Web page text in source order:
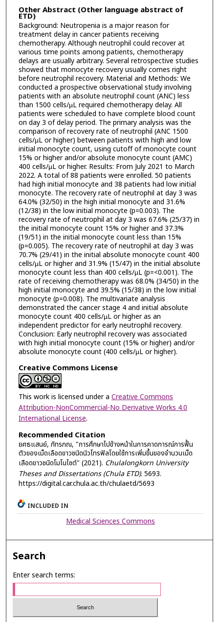
Other Abstract (Other language abstract of
ETD)
Background: Neutropenia is a major reason for
treatment delay in cancer patients receiving
chemotherapy. Although neutrophil could recover at
various time points among patients, chemotherapy
delays are usually arbitrary. Several retrospective studies
showed that monocyte recovery usually comes right
before neutrophil recovery. Material and Methods: We
conducted a prospective observational study involving
patients with an absolute neutrophil count (ANC) less
than 1500 cells/µL required chemotherapy delay. All
patients were scheduled to have complete blood count
on day 3 of delay period. The primary analysis was the
comparison of recovery rate of neutrophil (ANC 1500
cells/µL or higher) between patients with high and low
initial monocyte count, using cutoff of monocyte count
15% or higher and/or absolute monocyte count (AMC)
400 cells/µL or higher. Results: From July 2021 to March
2022. A total of 88 patients were enrolled. 50 patients
had high initial monocyte and 38 patients had low initial
monocyte. The recovery rate of neutrophil at day 3 was
64.0% (32/50) in the high initial monocyte and 31.6%
(12/38) in the low initial monocyte (p=0.003). The
recovery rate of neutrophil at day 3 was 67.6% (25/37) in
the initial monocyte count 15% or higher and 37.3%
(19/51) in the initial monocyte count less than 15%
(p=0.005). The recovery rate of neutrophil at day 3 was
70.7% (29/41) in the initial absolute monocyte count 400
cells/µL or higher and 31.9% (15/47) in the initial absolute
monocyte count less than 400 cells/µL (p=<0.001). The
rate of receiving chemotherapy was 68.0% (34/50) in the
high initial monocyte and 39.5% (15/38) in the low initial
monocyte (p=0.008). The multivariate analysis
demonstrated the cancer stage 4 and initial absolute
monocyte count 400 cells/µL or higher as an
independent predictor for early neutrophil recovery.
Conclusion: Early neutrophil recovery was associated
with high initial monocyte count (15% or higher) and/or
absolute monocyte count (400 cells/µL or higher).
Creative Commons License
This work is licensed under a Creative Commons
Attribution-NonCommercial-No Derivative Works 4.0
International License.
Recommended Citation
ยศธแสนย์, ภัทรภณ, "การศึกษาไปข้างหน้าในการคาดการณ์การฟื้น
ตัวของเม็ดเลือดขาวชนิดนิวโทรฟิลโดยใช้การเพิ่มขึ้นของจำนวนเม็ด
เลือดขาวชนิดโมโนไซต์" (2021). Chulalongkorn University
Theses and Dissertations (Chula ETD). 5693.
https://digital.car.chula.ac.th/chulaetd/5693
INCLUDED IN
Medical Sciences Commons
Search
Enter search terms: